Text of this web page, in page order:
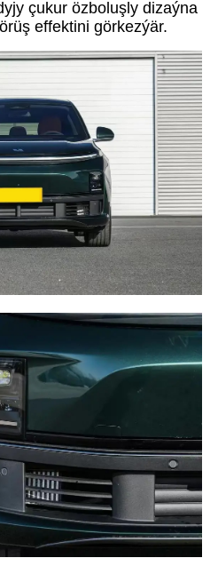
çukur özboluşly dizaýna
effektini görkezýär.